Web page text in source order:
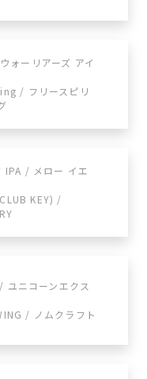
ォーリアーズ アイ
/ フリースピリ
IPA / メロー イエ
KEY) /
ニコーンエクス
/ ノムクラフト